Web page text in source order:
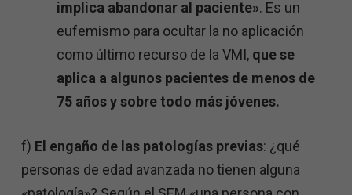
implica abandonar al paciente». Es un
eufemismo para ocultar la no aplicación
como último recurso de la VMI, que se
aplica a algunos pacientes de menos de
75 años y sobre todo más jóvenes.
f) El engaño de las patologías previas: ¿qué
personas de edad avanzada no tienen alguna